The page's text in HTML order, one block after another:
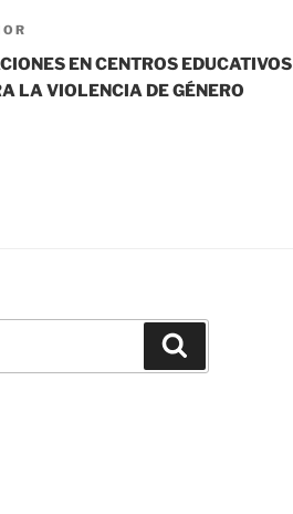
EN CENTROS EDUCATIVOS
LA VIOLENCIA DE GÉNERO